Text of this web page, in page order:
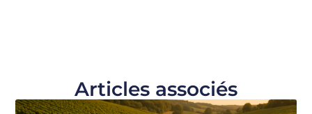
Articles associés